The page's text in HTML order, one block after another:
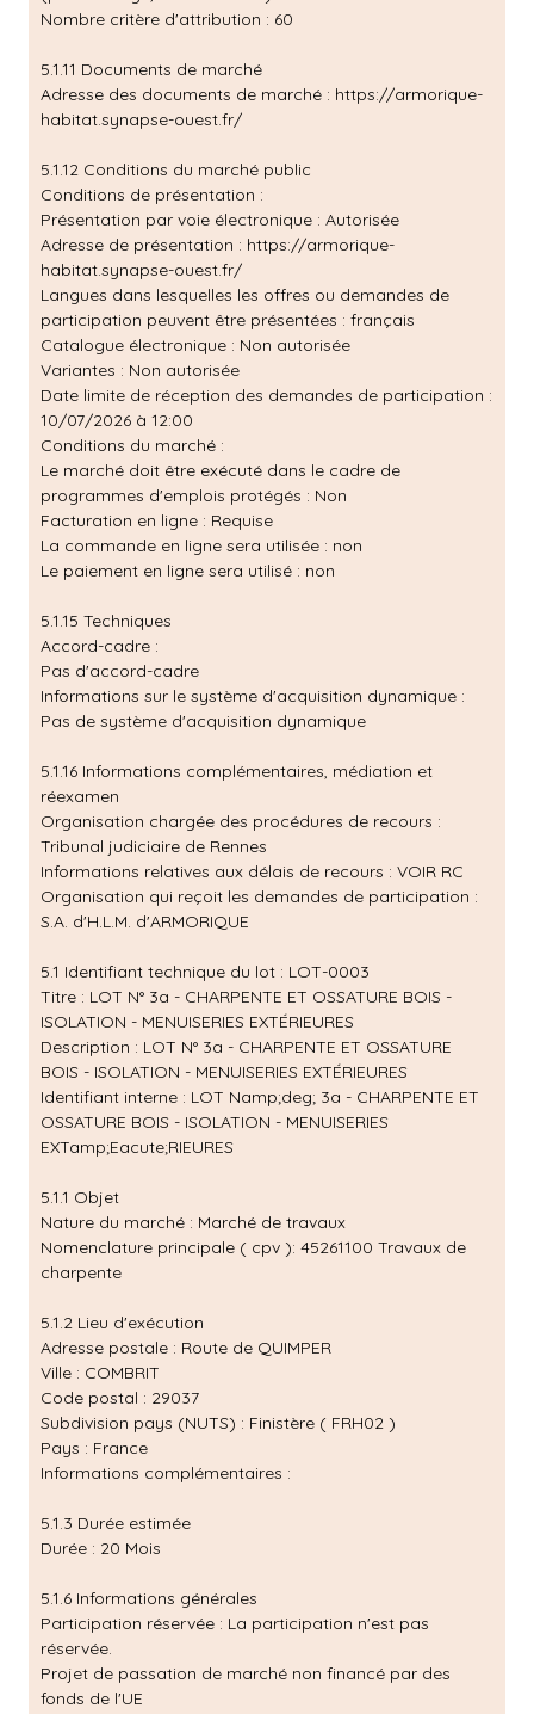
Nombre critère d'attribution : 60
5.1.11 Documents de marché
Adresse des documents de marché : https://armorique-
habitat.synapse-ouest.fr/
5.1.12 Conditions du marché public
Conditions de présentation :
Présentation par voie électronique : Autorisée
Adresse de présentation : https://armorique-
habitat.synapse-ouest.fr/
Langues dans lesquelles les offres ou demandes de
participation peuvent être présentées : français
Catalogue électronique : Non autorisée
Variantes : Non autorisée
Date limite de réception des demandes de participation :
10/07/2026 à 12:00
Conditions du marché :
Le marché doit être exécuté dans le cadre de
programmes d'emplois protégés : Non
Facturation en ligne : Requise
La commande en ligne sera utilisée : non
Le paiement en ligne sera utilisé : non
5.1.15 Techniques
Accord-cadre :
Pas d'accord-cadre
Informations sur le système d'acquisition dynamique :
Pas de système d'acquisition dynamique
5.1.16 Informations complémentaires, médiation et
réexamen
Organisation chargée des procédures de recours :
Tribunal judiciaire de Rennes
Informations relatives aux délais de recours : VOIR RC
Organisation qui reçoit les demandes de participation :
S.A. d'H.L.M. d'ARMORIQUE
5.1 Identifiant technique du lot : LOT-0003
Titre : LOT N° 3a - CHARPENTE ET OSSATURE BOIS -
ISOLATION - MENUISERIES EXTÉRIEURES
Description : LOT N° 3a - CHARPENTE ET OSSATURE
BOIS - ISOLATION - MENUISERIES EXTÉRIEURES
Identifiant interne : LOT Namp;deg; 3a - CHARPENTE ET
OSSATURE BOIS - ISOLATION - MENUISERIES
EXTamp;Eacute;RIEURES
5.1.1 Objet
Nature du marché : Marché de travaux
Nomenclature principale ( cpv ): 45261100 Travaux de
charpente
5.1.2 Lieu d'exécution
Adresse postale : Route de QUIMPER
Ville : COMBRIT
Code postal : 29037
Subdivision pays (NUTS) : Finistère ( FRH02 )
Pays : France
Informations complémentaires :
5.1.3 Durée estimée
Durée : 20 Mois
5.1.6 Informations générales
Participation réservée : La participation n'est pas
réservée.
Projet de passation de marché non financé par des
fonds de l'UE